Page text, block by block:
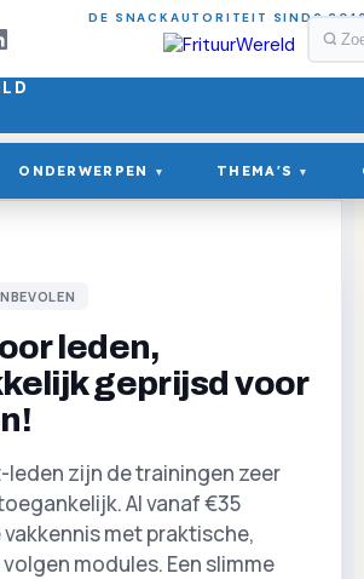
DE SNACKAUTORITEIT SINDS
ONDERWERPEN ▾ THEMA'S ▾
leden,
geprijsd voor
leden zijn de trainingen zeer
Al vanaf €35
met praktische,
modules. Een slimme